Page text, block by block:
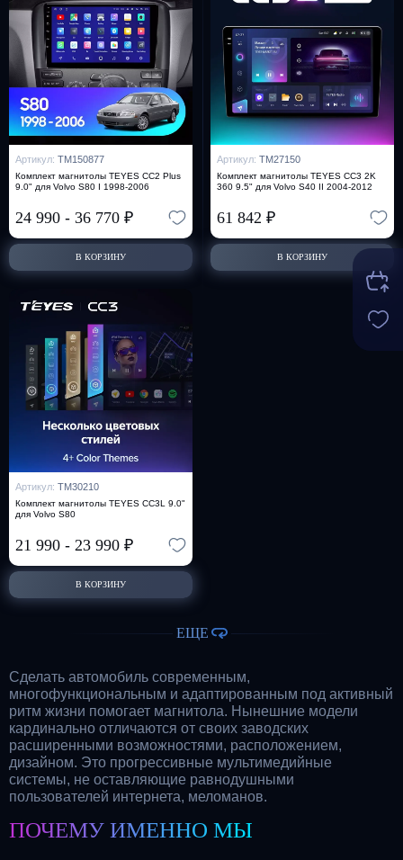
Артикул: TM150877
Комплект магнитолы TEYES CC2 Plus
9.0" для Volvo S80 I 1998-2006
24 990 - 36 770 ₽
В КОРЗИНУ
Артикул: TM27150
Комплект магнитолы TEYES CC3 2K
360 9.5" для Volvo S40 II 2004-2012
61 842 ₽
В КОРЗИНУ
Артикул: TM30210
Комплект магнитолы TEYES CC3L 9.0"
для Volvo S80
21 990 - 23 990 ₽
В КОРЗИНУ
ЕЩЕ
Сделать автомобиль современным,
многофункциональным и адаптированным под активный
ритм жизни помогает магнитола. Нынешние модели
кардинально отличаются от своих заводских
расширенными возможностями, расположением,
дизайном. Это прогрессивные мультимедийные
системы, не оставляющие равнодушными
пользователей интернета, меломанов.
ПОЧЕМУ ИМЕННО МЫ